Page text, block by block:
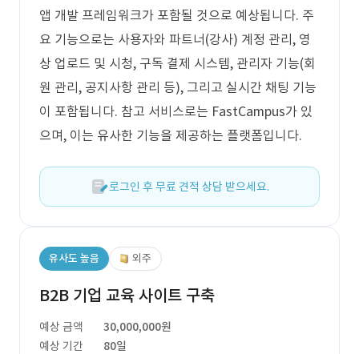
앱 개발 프레임워크가 포함될 것으로 예상됩니다. 주
요 기능으로는 사용자와 파트너(강사) 계정 관리, 영
상 업로드 및 시청, 구독 결제 시스템, 관리자 기능(회
원 관리, 공지사항 관리 등), 그리고 실시간 채팅 기능
이 포함됩니다. 참고 서비스로는 FastCampus가 있
으며, 이는 유사한 기능을 제공하는 플랫폼입니다.
로그인 후 무료 견적 상담 받으세요.
유사도 높음 외주
B2B 기업 교육 사이트 구축
예상 금액
30,000,000원
예상 기간
80일